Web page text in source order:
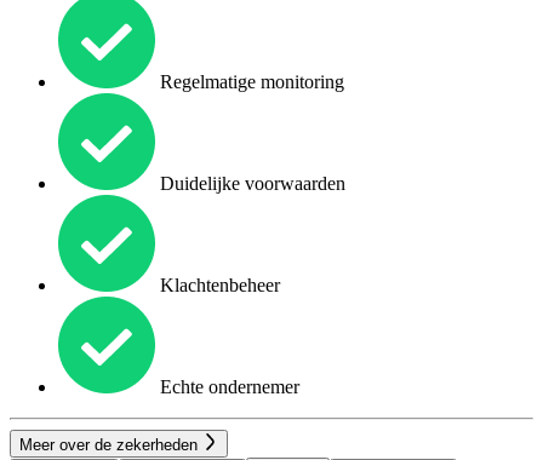
Regelmatige monitoring
Duidelijke voorwaarden
Klachtenbeheer
Echte ondernemer
Meer over de zekerheden